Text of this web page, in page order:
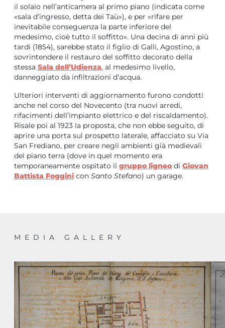
il solaio nell’anticamera al primo piano (indicata come
«sala d’ingresso, detta dei Taù»), e per «rifare per
inevitabile conseguenza la parte inferiore del
medesimo, cioè tutto il soffitto». Una decina di anni più
tardi (1854), sarebbe stato il figlio di Galli, Agostino, a
sovrintendere il restauro del soffitto decorato della
stessa Sala dell’Udienza, al medesimo livello,
danneggiato da infiltrazioni d’acqua.
Ulteriori interventi di aggiornamento furono condotti
anche nel corso del Novecento (tra nuovi arredi,
rifacimenti dell’impianto elettrico e del riscaldamento).
Risale poi al 1923 la proposta, che non ebbe seguito, di
aprire una porta sul prospetto laterale, affacciato su Via
San Frediano, per creare negli ambienti già medievali
del piano terra (dove in quel momento era
temporaneamente ospitato il gruppo ligneo di Giovan
Battista Foggini con Santo Stefano) un garage.
MEDIA GALLERY